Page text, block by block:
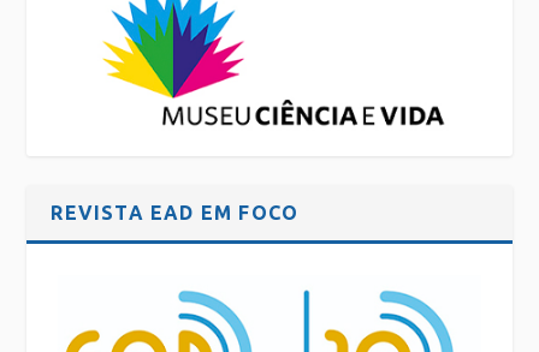
REVISTA EAD EM FOCO